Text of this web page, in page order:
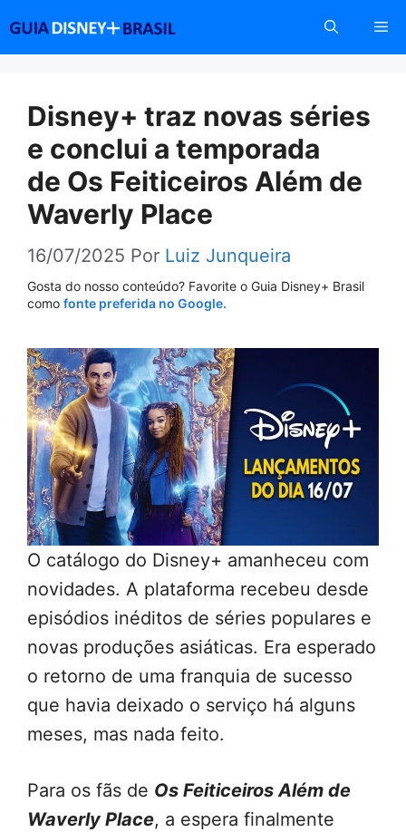
conteúdo
Disney+ traz novas séries
e conclui a temporada
de Os Feiticeiros Além de
Waverly Place
16/07/2025 Por Luiz Junqueira
Gosta do nosso conteúdo? Favorite o Guia Disney+ Brasil
como fonte preferida no Google.
O catálogo do Disney+ amanheceu com
novidades. A plataforma recebeu desde
episódios inéditos de séries populares e
novas produções asiáticas. Era esperado
o retorno de uma franquia de sucesso
que havia deixado o serviço há alguns
meses, mas nada feito.
Para os fãs de Os Feiticeiros Além de
Waverly Place, a espera finalmente